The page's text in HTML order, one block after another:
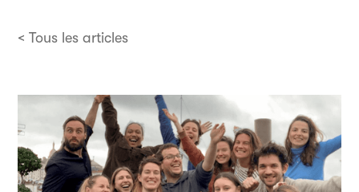
< Tous les articles